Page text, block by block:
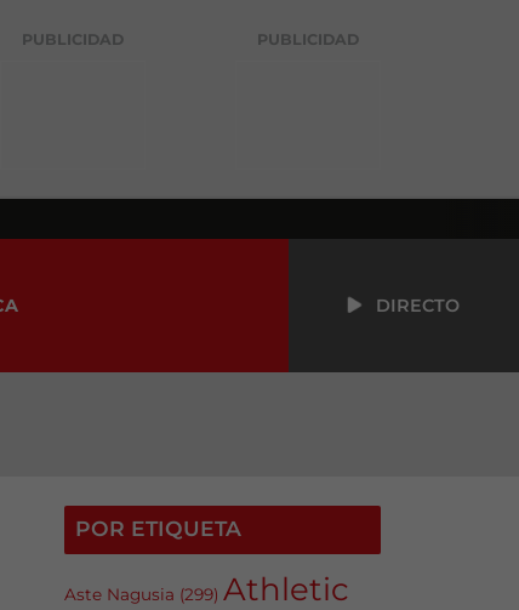
PUBLICIDAD PUBLICIDAD
DIRECTO
POR ETIQUETA
Aste Nagusia (299) Athletic